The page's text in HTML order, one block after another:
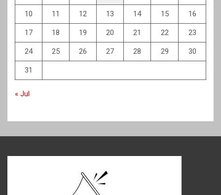
10 11 12 13 14 15 16
17 18 19 20 21 22 23
24 25 26 27 28 29 30
31
« Jul